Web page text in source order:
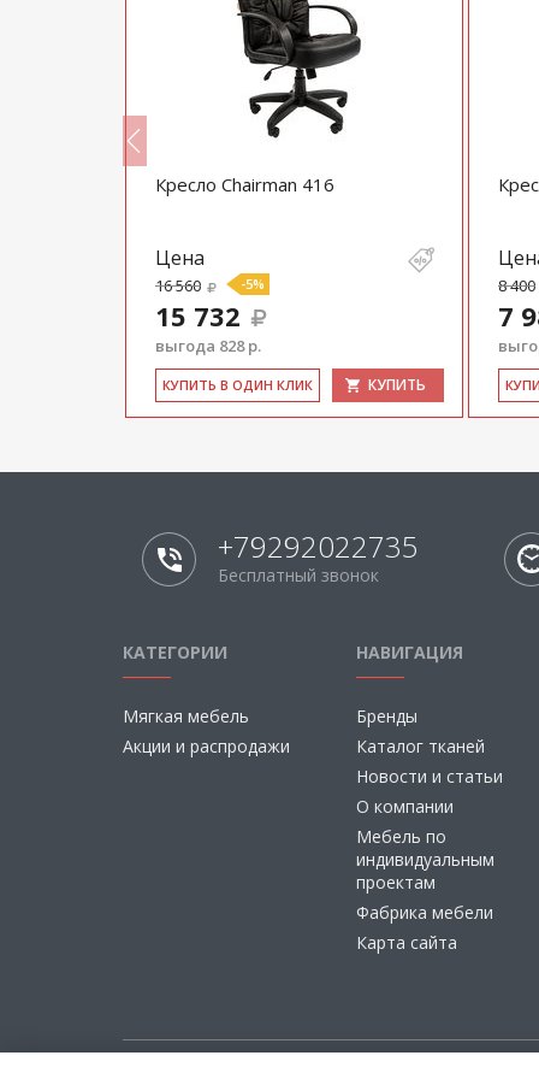
Кресло Chairman 416
Цена
16 560 -5%
15 732
выгода 828 р.
КУ­ПИТЬ В ОДИН КЛИК КУПИТЬ
8 400
7
+79292022735
Бесплатный звонок
КАТЕГОРИИ
Мягкая мебель
Акции и распродажи
НАВИГАЦИЯ
Бренды
Каталог тканей
Новости и статьи
О компании
Мебель по
индивидуальным
проектам
Фабрика мебели
Карта сайта